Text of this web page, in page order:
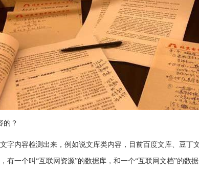
的？
字内容检测出来，例如说文库类内容，目前百度文库、豆丁
有一个叫“互联网资源”的数据库，和一个“互联网文档”的数